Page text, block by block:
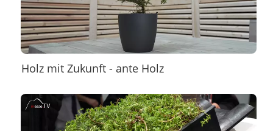
Holz mit Zukunft - ante Holz